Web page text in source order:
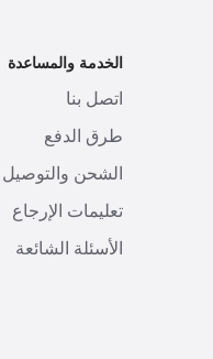
الخدمة والمساعدة
اتصل بنا
طرق الدفع
الشحن والتوصيل
تعليمات الإرجاع
الأسئلة الشائعة